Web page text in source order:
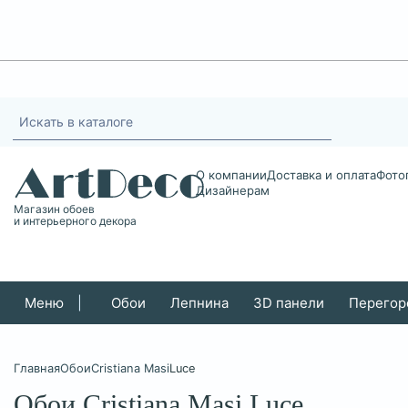
Магазин обоев
и интерьерного декора
О компанииДоставка и оплата
Дизайнерам
Меню Обои Лепнина 3D панели
ГлавнаяОбоиCristiana MasiLuce